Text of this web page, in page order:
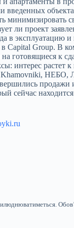
введенных
минимизировать
ли проект
в эксплуатацию и
в Capital Group. В
готовящиеся к
интерес растет
Khamovniki,
продажи
сейчас